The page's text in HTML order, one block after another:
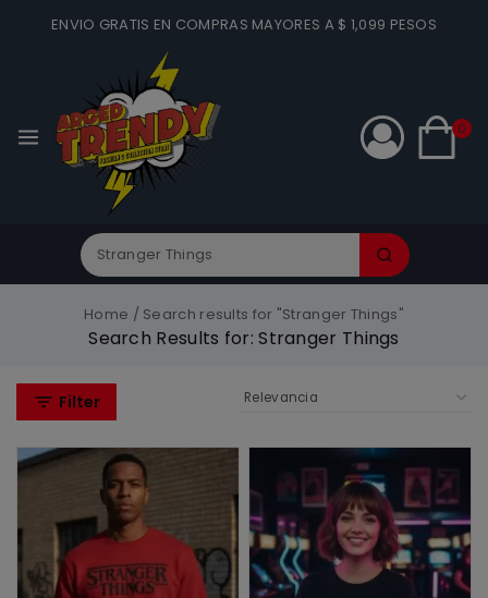
ENVIO GRATIS EN COMPRAS MAYORES A $ 1,099 PESOS
0
Home / Search results for "Stranger Things"
Search Results for:Stranger Things
Filter